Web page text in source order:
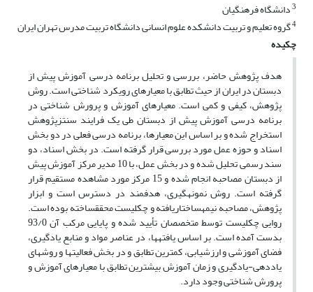
3دانشگاه فرهنگیان
4گروه تعلیم و تربیت دانشکده علوم انسانی دانشگاه تربیت مدرس تهران ایران
چکیده
هدف پژوهش حاضر، بررسی و تحلیل برنامه درسی آموزش پیش از
دبستان در ایران از حیث تطابق با معیارهای رویکرد شناختی است. روش
پژوهش، کیفی و کمی است. معیارهای آموزش و پرورش شناختی در
برنامه درسی آموزش پیش از دبستان طی یک فرایند سنتزپژوهش
استخراج شده و بر اساس این معیارها، برنامه درسی فعلی در دو بخش
اسناد و حوزه عمل مورد بررسی قرار گرفته است. در بخش اسناد، دو
سند رسمی تحلیل شده و در بخش عمل، با 10 مدیر مرکز آموزش پیش
از دبستان مصاحبه انجام شده و 15 مرکز مورد مشاهده مستقیم قرار
گرفته است. روش نمونه­گیری، هدفمند در دسترس است و ابزار
پژوهش، مصاحبه نیمه­ساختاریافته و چک­لیست محقق­ساخته بوده است.
روایی چک­لیست توسط متخصصان تأیید شده و پایایی مرکب آن 93/0
بدست آمده است. بر اساس یافته­ها، در عناصر مواد و منابع یادگیری،
فضای آموزشی و ارزشیابی، کمترین تطابق و در بخش فعالیت­ها و روش­های
یاددهی-یادگیری و زمان آموزش بیشترین تطابق با معیارهای آموزش و
پرورش شناختی وجود دارد.